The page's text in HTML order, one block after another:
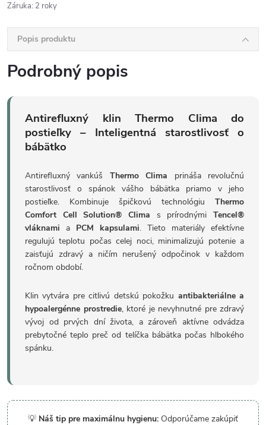
Záruka: 2 roky
Popis produktu
Podrobný popis
Antirefluxný klin Thermo Clima do
postieľky – Inteligentná starostlivosť o
bábätko
Antirefluxný vankúš Thermo Clima prináša revolučnú
starostlivosť o spánok vášho bábätka priamo v jeho
postieľke. Kombinuje špičkovú technológiu Thermo
Comfort Cell Solution® Clima s prírodnými Tencel®
vláknami a PCM kapsulami. Tieto materiály efektívne
regulujú teplotu počas celej noci, minimalizujú potenie a
zaisťujú zdravý a ničím nerušený odpočinok v každom
ročnom období.
Klin vytvára pre citlivú detskú pokožku antibakteriálne a
hypoalergénne prostredie, ktoré je nevyhnutné pre zdravý
vývoj od prvých dní života, a zároveň aktívne odvádza
prebytočné teplo preč od telíčka bábätka počas hlbokého
spánku.
💡 Náš tip pre maximálnu hygienu: Odporúčame zakúpiť